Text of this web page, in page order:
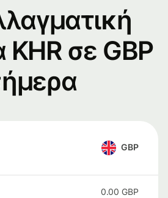
KHR σε GBP
GBP
0.00 GBP